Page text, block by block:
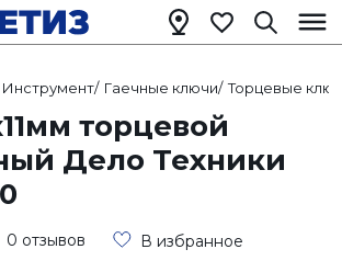
Инструмент/ Гаечные ключи/ Торцевые
торцевой
Дело Техники
0 отзывов В избранное